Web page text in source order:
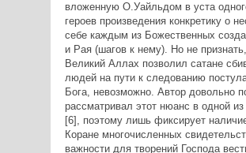
вложенную О.Уайльдом в уста
героев произведения конкретику о
себе каждым из Божественных
и Рая (шагов к нему). Но не
Великий Аллах позволил сатане
людей на пути к следованию
Бога, невозможно. Автор довольно
рассматривал этот нюанс в одной из
[6], поэтому лишь фиксирует
Коране многочисленных
важности для творений Господа